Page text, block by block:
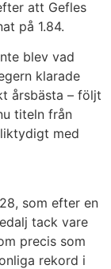
att Gefles
på 1.84.
blev vad
klarade
årsbästa – följt
titeln från
med
som efter en
tack vare
precis som
rekord i